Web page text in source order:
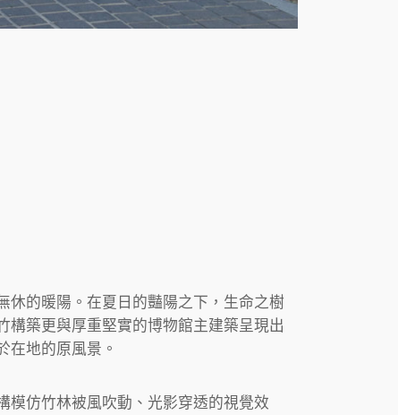
休的暖陽。在夏日的豔陽之下，生命之樹
構築更與厚重堅實的博物館主建築呈現出
在地的原風景。
模仿竹林被風吹動、光影穿透的視覺效